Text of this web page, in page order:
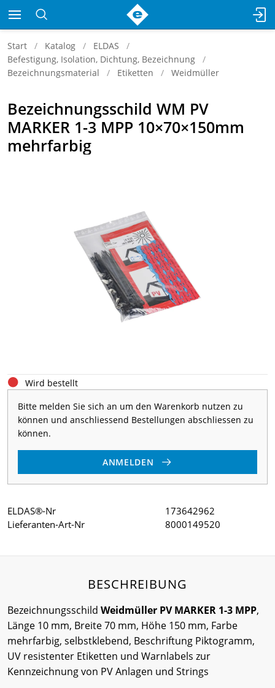
Start Katalog
ELDAS
Befestigung, Isolation, Dichtung, Bezeichnung
Bezeichnungsmaterial
Etiketten Weidmüller
Bezeichnungsschild WM PV
MARKER 1-3 MPP 10×70×150mm
mehrfarbig
Wird bestellt
Bitte melden Sie sich an um den Warenkorb nutzen zu
können und anschliessend Bestellungen abschliessen zu
können.
ANMELDEN
ELDAS®-Nr
173642962
Lieferanten-Art-Nr
8000149520
BESCHREIBUNG
Bezeichnungsschild Weidmüller PV MARKER 1-3 MPP,
Länge 10 mm, Breite 70 mm, Höhe 150 mm, Farbe
mehrfarbig, selbstklebend, Beschriftung Piktogramm,
UV resistenter Etiketten und Warnlabels zur
Kennzeichnung von PV Anlagen und Strings